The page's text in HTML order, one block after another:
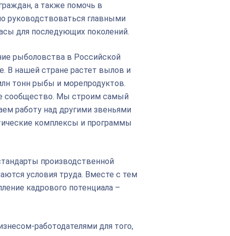
а также помочь в
руководствоваться главными
для последующих поколений.
рыболовства в Российской
В нашей стране растет вылов и
тонн рыбы и морепродуктов.
сообщество. Мы строим самый
работу над другими звеньями
комплексы и программы
производственной
условия труда. Вместе с тем
кадрового потенциала –
работодателями для того,